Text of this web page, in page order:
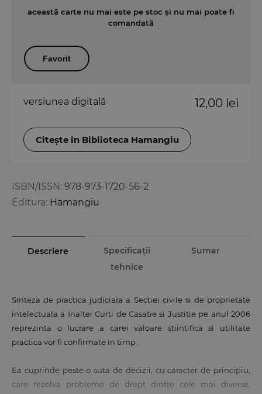
ISBN/ISSN: 978-973-1720-56-2
Editura: Hamangiu
această carte nu mai este pe stoc și nu mai poate fi
comandată
Favorit
versiunea digitală 12,00 lei
Citește în Biblioteca Hamangiu
Descriere
Specificații
tehnice
Sumar
Sinteza de practica judiciara a Sectiei civile si de proprietate
intelectuala a Inaltei Curti de Casatie si Justitie pe anul 2006
reprezinta o lucrare a carei valoare stiintifica si utilitate
practica vor fi confirmate in timp.
Ea cuprinde peste o suta de decizii, cu caracter de principiu,
care rezolva probleme de drept dintre cele mai diverse,